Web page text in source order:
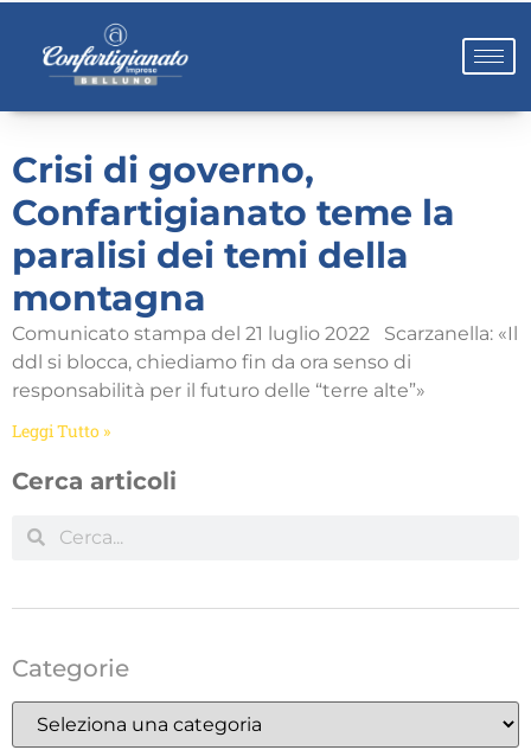
Crisi di governo,
Confartigianato teme la
paralisi dei temi della
montagna
Comunicato stampa del 21 luglio 2022 Scarzanella: «Il
ddl si blocca, chiediamo fin da ora senso di
responsabilità per il futuro delle “terre alte”»
Leggi Tutto »
Cerca articoli
Categorie